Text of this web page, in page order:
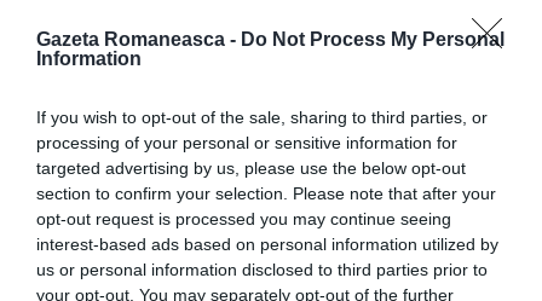
Gazeta Romaneasca - Do Not Process My Personal
Information
If you wish to opt-out of the sale, sharing to third parties, or
processing of your personal or sensitive information for
targeted advertising by us, please use the below opt-out
section to confirm your selection. Please note that after your
opt-out request is processed you may continue seeing
interest-based ads based on personal information utilized by
us or personal information disclosed to third parties prior to
your opt-out. You may separately opt-out of the further
Congresului Românilor de Pretutindeni.”, a completat
deputatul.
Desprefostul ministru, Cristian David, deputatul
Aurelian afirmă că „punctul forte al dumnealui era
discursul pe care îl avea. Unul dintre cele mai bine
pregătite.”
(A.R.)